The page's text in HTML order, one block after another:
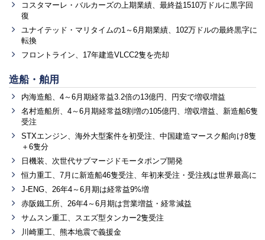
コスタマーレ・バルカーズの上期業績、最終益1510万ドルに黒字回
復
ユナイテッド・マリタイムの1～6月期業績、102万ドルの最終黒字に
転換
フロントライン、17年建造VLCC2隻を売却
造船・舶用
内海造船、4～6月期経常益3.2倍の13億円、円安で増収増益
名村造船所、4～6月期経常益8割増の105億円、増収増益、新造船6隻
受注
STXエンジン、海外大型案件を初受注、中国建造マースク船向け8隻
＋6隻分
日機装、次世代サブマージドモータポンプ開発
恒力重工、7月に新造船46隻受注、年初来受注・受注残は世界最高に
J-ENG、26年4～6月期は経常益9%増
赤阪鐵工所、26年4～6月期は営業増益・経常減益
サムスン重工、スエズ型タンカー2隻受注
川崎重工、熊本地震で義援金